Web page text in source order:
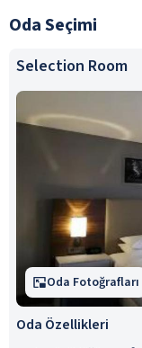
Oda Seçimi
Selection Room
Oda Fotoğrafları
Oda Özellikleri